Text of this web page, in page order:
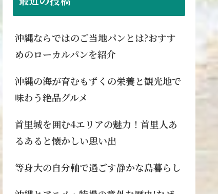
沖縄ならではのご当地パンとは?おすす
めのローカルパンを紹介
沖縄の海が育むもずくの栄養と観光地で
味わう絶品グルメ
首里城を囲む4エリアの魅力！首里人あ
るあると懐かしい思い出
等身大の自分軸で過ごす静かな島暮らし